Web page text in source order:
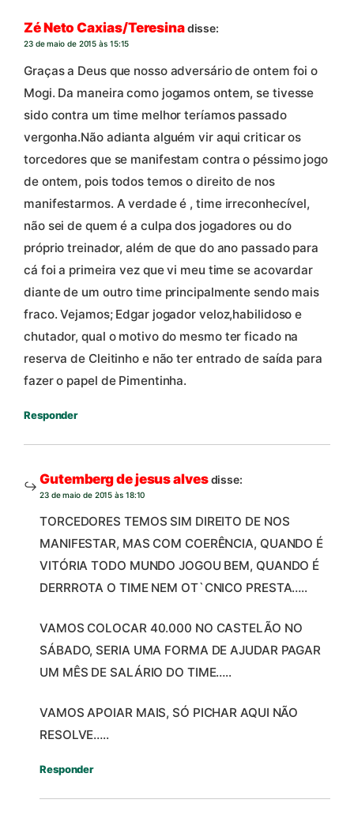
Zé Neto Caxias/Teresinadisse:
23 de maio de 2015 às 15:15
Graças a Deus que nosso adversário de ontem foi o
Mogi. Da maneira como jogamos ontem, se tivesse
sido contra um time melhor teríamos passado
vergonha.Não adianta alguém vir aqui criticar os
torcedores que se manifestam contra o péssimo jogo
de ontem, pois todos temos o direito de nos
manifestarmos. A verdade é , time irreconhecível,
não sei de quem é a culpa dos jogadores ou do
próprio treinador, além de que do ano passado para
cá foi a primeira vez que vi meu time se acovardar
diante de um outro time principalmente sendo mais
fraco. Vejamos; Edgar jogador veloz,habilidoso e
chutador, qual o motivo do mesmo ter ficado na
reserva de Cleitinho e não ter entrado de saída para
fazer o papel de Pimentinha.
Responder
Gutemberg de jesus alvesdisse:
23 de maio de 2015 às 18:10
TORCEDORES TEMOS SIM DIREITO DE NOS
MANIFESTAR, MAS COM COERÊNCIA, QUANDO É
VITÓRIA TODO MUNDO JOGOU BEM, QUANDO É
DERRROTA O TIME NEM OT`CNICO PRESTA…..
VAMOS COLOCAR 40.000 NO CASTELÃO NO
SÁBADO, SERIA UMA FORMA DE AJUDAR PAGAR
UM MÊS DE SALÁRIO DO TIME…..
VAMOS APOIAR MAIS, SÓ PICHAR AQUI NÃO
RESOLVE…..
Responder